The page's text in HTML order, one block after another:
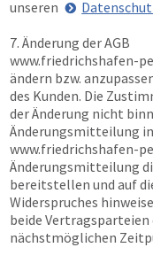
unseren
7. Änderung der AGB
www.friedrichshafen-
ändern bzw.
des Kunden. Die
der Änderung nicht
Änderungsmitteilung
www.friedrichshafen-
Änderungsmitteilung
bereitstellen und auf
Widerspruches
beide Vertragsparteien
nächstmöglichen